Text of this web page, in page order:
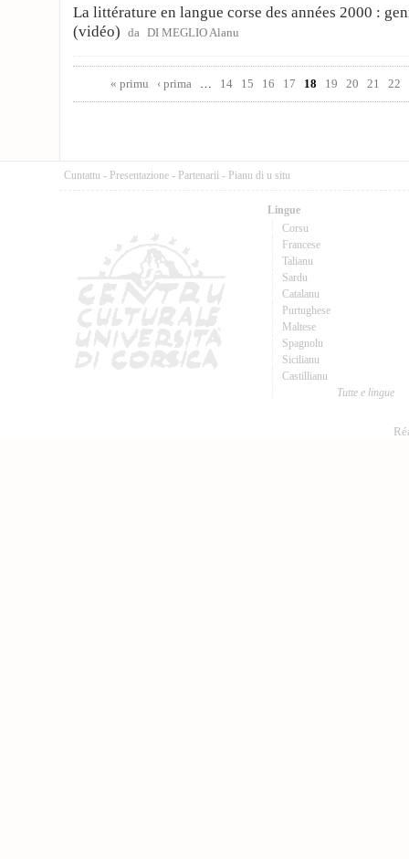
La littérature en langue corse des années 2000 :
(vidéo)
da DI MEGLIO Alanu
« primu
‹ prima … 14 15 16 17 18 19 20 21 22
Cuntattu - Presentazione - Partenarii - Pianu di u situ
Lingue
Corsu
Francese
Talianu
Sardu
Catalanu
Purtughese
Maltese
Spagnolu
Sicilianu
Castillianu
Tutte e lingue